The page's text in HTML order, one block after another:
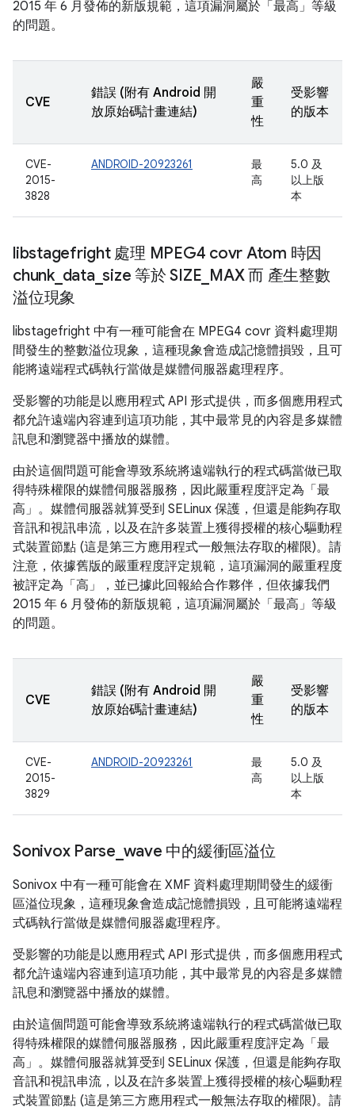
2015 年 6 月發佈的新版規範，這項漏洞屬於「最高」等級
的問題。
CVE
錯誤 (附有 Android 開
放原始碼計畫連結)
嚴
重
性
受影響
的版本
CVE-
2015-
3828
ANDROID-20923261
最
高
5.0 及
以上版
本
libstagefright 處理 MPEG4 covr Atom 時因
chunk_ data_size 等於 SIZE MAX 而 產生整數
溢位現象
libstagefright 中有一種可能會在 MPEG4 covr 資料處理期
間發生的整數溢位現象，這種現象會造成記憶體損毀，且可
能將遠端程式碼執行當做是媒體伺服器處理程序。
受影響的功能是以應用程式 API 形式提供，而多個應用程式
都允許遠端內容連到這項功能，其中最常見的內容是多媒體
訊息和瀏覽器中播放的媒體。
由於這個問題可能會導致系統將遠端執行的程式碼當做已取
得特殊權限的媒體伺服器服務，因此嚴重程度評定為「最
高」。媒體伺服器就算受到 SELinux 保護，但還是能夠存取
音訊和視訊串流，以及在許多裝置上獲得授權的核心驅動程
式裝置節點 (這是第三方應用程式一般無法存取的權限)。請
注意，依據舊版的嚴重程度評定規範，這項漏洞的嚴重程度
被評定為「高」，並已據此回報給合作夥伴，但依據我們
2015 年 6 月發佈的新版規範，這項漏洞屬於「最高」等級
的問題。
CVE
錯誤 (附有 Android 開
放原始碼計畫連結)
嚴
重
性
受影響
的版本
CVE-
2015-
3829
ANDROID-20923261
最
高
5.0 及
以上版
本
Sonivox Parse wave 中的緩衝區溢位
Sonivox 中有一種可能會在 XMF 資料處理期間發生的緩衝
區溢位現象，這種現象會造成記憶體損毀，且可能將遠端程
式碼執行當做是媒體伺服器處理程序。
受影響的功能是以應用程式 API 形式提供，而多個應用程式
都允許遠端內容連到這項功能，其中最常見的內容是多媒體
訊息和瀏覽器中播放的媒體。
由於這個問題可能會導致系統將遠端執行的程式碼當做已取
得特殊權限的媒體伺服器服務，因此嚴重程度評定為「最
高」。媒體伺服器就算受到 SELinux 保護，但還是能夠存取
音訊和視訊串流，以及在許多裝置上獲得授權的核心驅動程
式裝置節點 (這是第三方應用程式一般無法存取的權限)。請